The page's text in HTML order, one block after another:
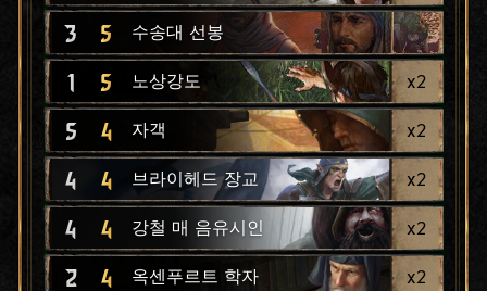
3 5 수송대 선봉
1 5 노상강도 x2
5 4 자객 x2
4 4 브라이헤드 장교 x2
4 4 강철 매 음유시인 x2
2 4 옥센푸르트 학자 x2